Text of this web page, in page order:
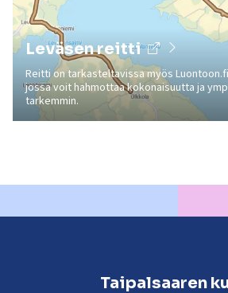
Leväsen reitti
Reitti on tarkasteltavissa myös
jossa voit hahmottaa kokonaisuutta ja
tarkemmin.
Taipalsaaren